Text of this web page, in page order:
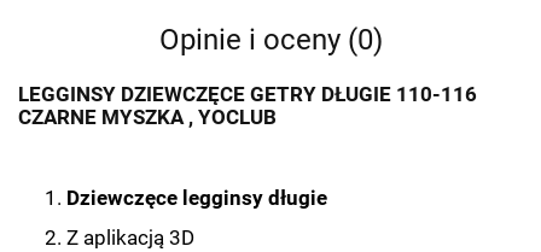
Opinie i oceny (0)
LEGGINSY DZIEWCZĘCE GETRY DŁUGIE 110-116
CZARNE MYSZKA , YOCLUB
Dziewczęce legginsy długie
Z aplikacją 3D